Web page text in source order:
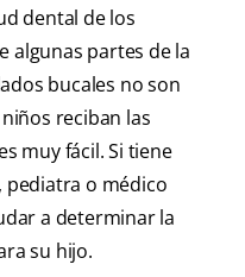
dental de los
algunas partes de la
bucales no son
reciban las
muy fácil. Si tiene
pediatra o médico
a determinar la
su hijo.